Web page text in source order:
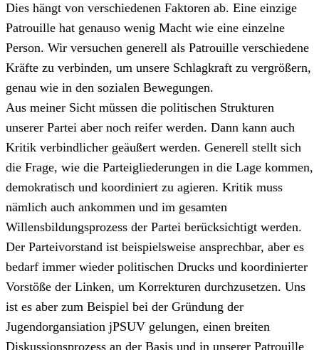
Dies hängt von verschiedenen Faktoren ab. Eine einzige
Patrouille hat genauso wenig Macht wie eine einzelne
Person. Wir versuchen generell als Patrouille verschiedene
Kräfte zu verbinden, um unsere Schlagkraft zu vergrößern,
genau wie in den sozialen Bewegungen.
Aus meiner Sicht müssen die politischen Strukturen
unserer Partei aber noch reifer werden. Dann kann auch
Kritik verbindlicher geäußert werden. Generell stellt sich
die Frage, wie die Parteigliederungen in die Lage kommen,
demokratisch und koordiniert zu agieren. Kritik muss
nämlich auch ankommen und im gesamten
Willensbildungsprozess der Partei berücksichtigt werden.
Der Parteivorstand ist beispielsweise ansprechbar, aber es
bedarf immer wieder politischen Drucks und koordinierter
Vorstöße der Linken, um Korrekturen durchzusetzen. Uns
ist es aber zum Beispiel bei der Gründung der
Jugendorgansiation jPSUV gelungen, einen breiten
Diskussionsprozess an der Basis und in unserer Patrouille